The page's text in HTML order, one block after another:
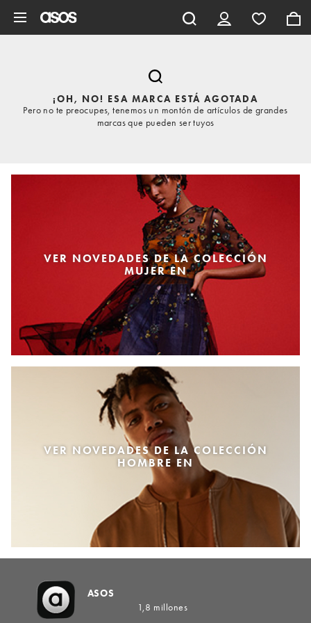
¡OH, NO! ESA MARCA ESTÁ AGOTADA
Pero no te preocupes, tenemos un montón de artículos de grandes
marcas que pueden ser tuyos
VER NOVEDADES DE LA COLECCIÓN
MUJER EN
VER NOVEDADES DE LA COLECCIÓN
HOMBRE EN
ASOS
1,8 millones